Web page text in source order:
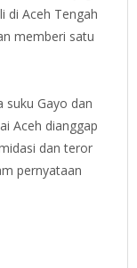
di Aceh Tengah
memberi satu
suku Gayo dan
Aceh dianggap
dan teror
pernyataan